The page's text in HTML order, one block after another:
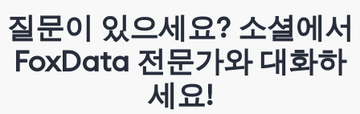
질문이 있으세요? 소셜에서
FoxData 전문가와 대화하
세요!